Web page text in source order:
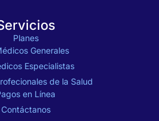
Planes
Generales
Especialistas
de la Salud
en Línea
Contáctanos